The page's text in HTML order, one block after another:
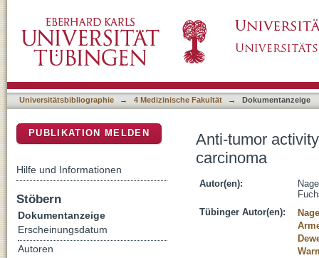
Universitätsbibliographie → 4 Medizinische Fakultät → Dokumentanzeige
Anti-tumor
carcinoma
Autor(en):
Tübinger Autor(en):
PUBLIKATION MELDEN
Hilfe und Informationen
Stöbern
Dokumentanzeige
Erscheinungsdatum
Autoren